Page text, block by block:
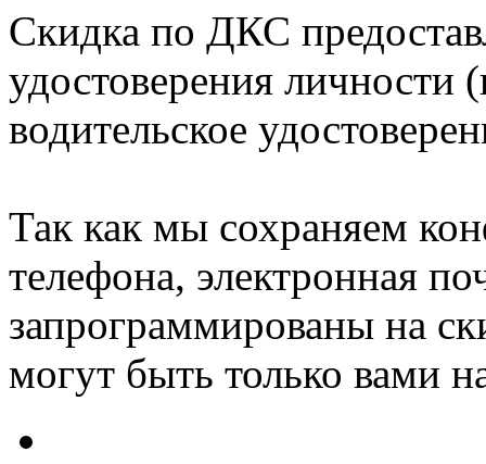
Скидка по ДКС
удостоверения личности
водительское
Так как мы сохраняем
телефона, электронная
запрограммированы на
могут быть только вами